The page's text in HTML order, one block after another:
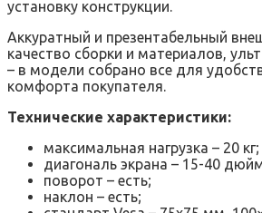
установку конструкции.
Аккуратный и презентабельный
качество сборки и материалов,
– в модели собрано все для
комфорта покупателя.
Технические характеристики:
максимальная нагрузка – 20 кг;
диагональ экрана – 15-40
поворот – есть;
наклон – есть;